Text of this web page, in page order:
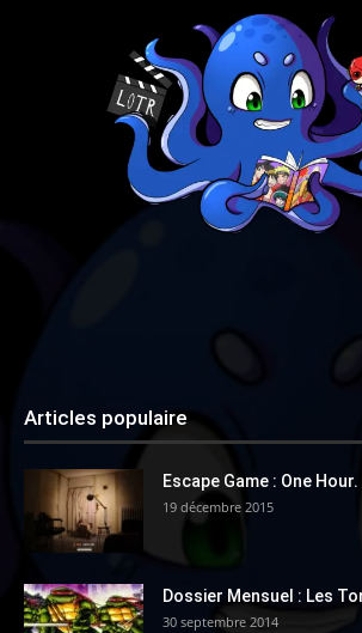
Articles populaire
Escape Game : One Hour.
19 décembre 2015
Dossier Mensuel : Les
30 septembre 2014